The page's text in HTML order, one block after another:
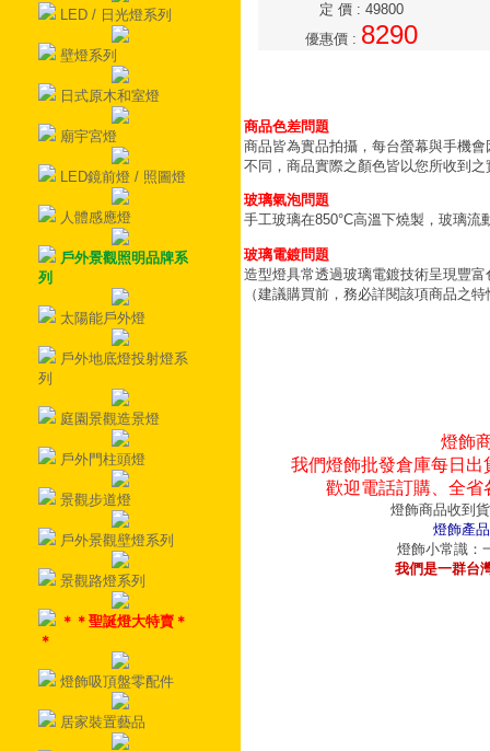
LED / 日光燈系列
壁燈系列
日式原木和室燈
廟宇宮燈
LED鏡前燈 / 照圖燈
人體感應燈
戶外景觀照明品牌系
列
太陽能戶外燈
戶外地底燈投射燈系
列
庭園景觀造景燈
戶外門柱頭燈
景觀步道燈
戶外景觀壁燈系列
景觀路燈系列
＊＊聖誕燈大特賣＊
＊
燈飾吸頂盤零配件
居家裝置藝品
定 價: 49800
優惠價: 8290
商品色差問題
商品皆為實品拍攝，每台螢幕與手機
不同，商品實際之顏色皆以您所收到之
玻璃氣泡問題
手工玻璃在850°C高溫下燒製，玻璃
玻璃電鍍問題
造型燈具常透過玻璃電鍍技術呈現豐
（建議購買前，務必詳閱該項商品之
燈飾
我們燈飾批發倉庫每日
歡迎電話訂購、全
燈飾商品收到
燈飾產
燈飾小常識：
我們是一群台